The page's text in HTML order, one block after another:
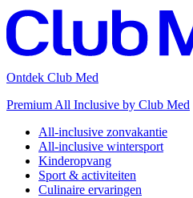
Ontdek Club Med
Premium All Inclusive by Club Med
All-inclusive zonvakantie
All-inclusive wintersport
Kinderopvang
Sport & activiteiten
Culinaire ervaringen